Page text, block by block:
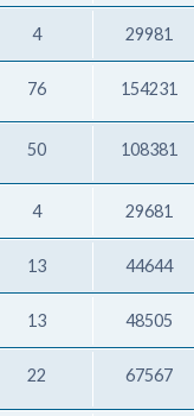
4 29981
76 154231
50 108381
4 29681
13 44644
13 48505
22 67567